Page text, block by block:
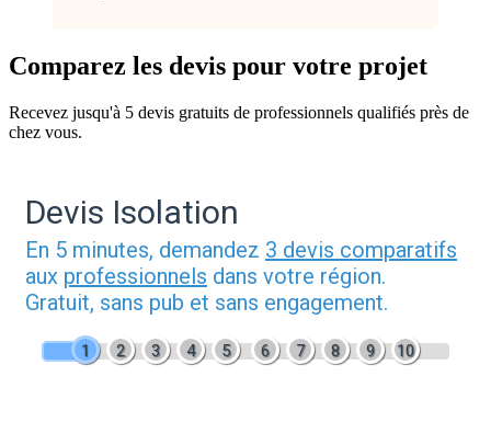
Comparez les devis pour votre projet
Recevez jusqu'à 5 devis gratuits de professionnels qualifiés près de
chez vous.
Devis Isolation
En 5 minutes, demandez 3 devis comparatifs
aux professionnels dans votre région.
Gratuit, sans pub et sans engagement.
1 2 3 4 5 6 7 8 9 10